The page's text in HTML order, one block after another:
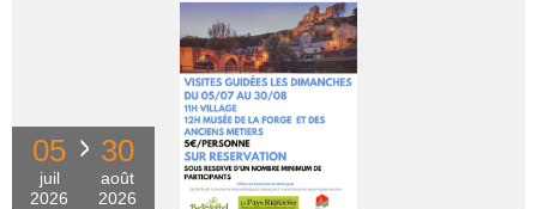
05
juil
2026
30
août
2026